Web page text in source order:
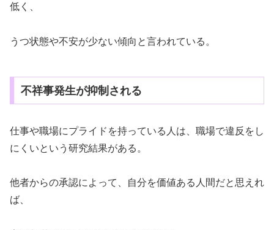
低く、
うつ状態や不安が少ない傾向と言われている。
不祥事発生が抑制される
仕事や職場にプライドを持っている人は、職場で違反をし
にくいという研究結果がある。
他者からの承認によって、自分を価値ある人間だと思えれ
ば、